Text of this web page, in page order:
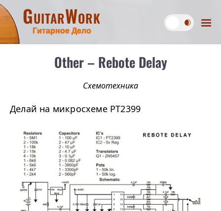
GuitarWork
Гитарное Дело
Other – Rebote Delay
Схемотехника
Делай на микросхеме PT2399